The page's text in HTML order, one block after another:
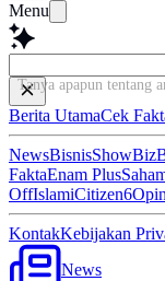
Menu
Tanya apapun tentang
Berita UtamaCek
NewsBisnisShowBiz
FaktaEnam Plus
OffIslamiCitizen6
KontakKebijakan
News